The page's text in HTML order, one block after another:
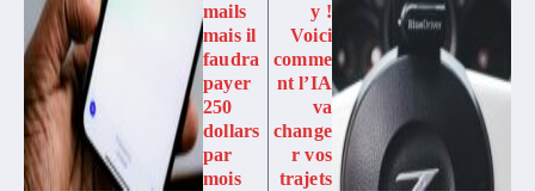
mails
mais il
faudra
payer
250
dollars
par
mois
y !
Voici
comme
nt l’IA
va
change
r vos
trajets